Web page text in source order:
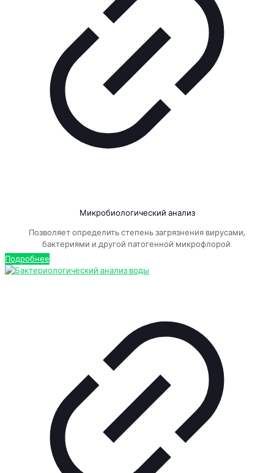
Микробиологический анализ
Позволяет определить степень загрязнения вирусами,
бактериями и другой патогенной микрофлорой.
Подробнее